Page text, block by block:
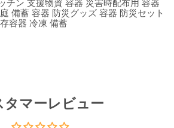
チン 支援物資 容器 災害時配布用 容器
備蓄 容器 防災グッズ 容器 防災セット
容器 冷凍 備蓄
タマーレビュー